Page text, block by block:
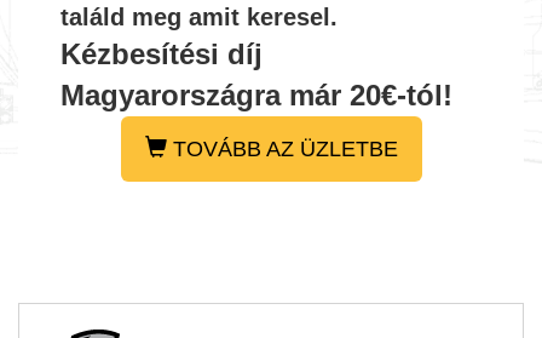
találd meg amit keresel.
Kézbesítési díj
Magyarországra már 20€-tól!
TOVÁBB AZ ÜZLETBE